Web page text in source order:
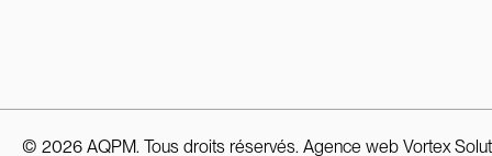
© 2026 AQPM. Tous droits réservés. Agence web Vortex